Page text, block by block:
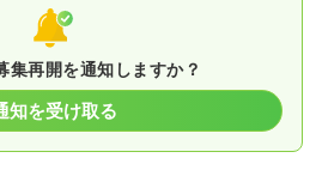
集再開を通知しますか？
知を受け取る